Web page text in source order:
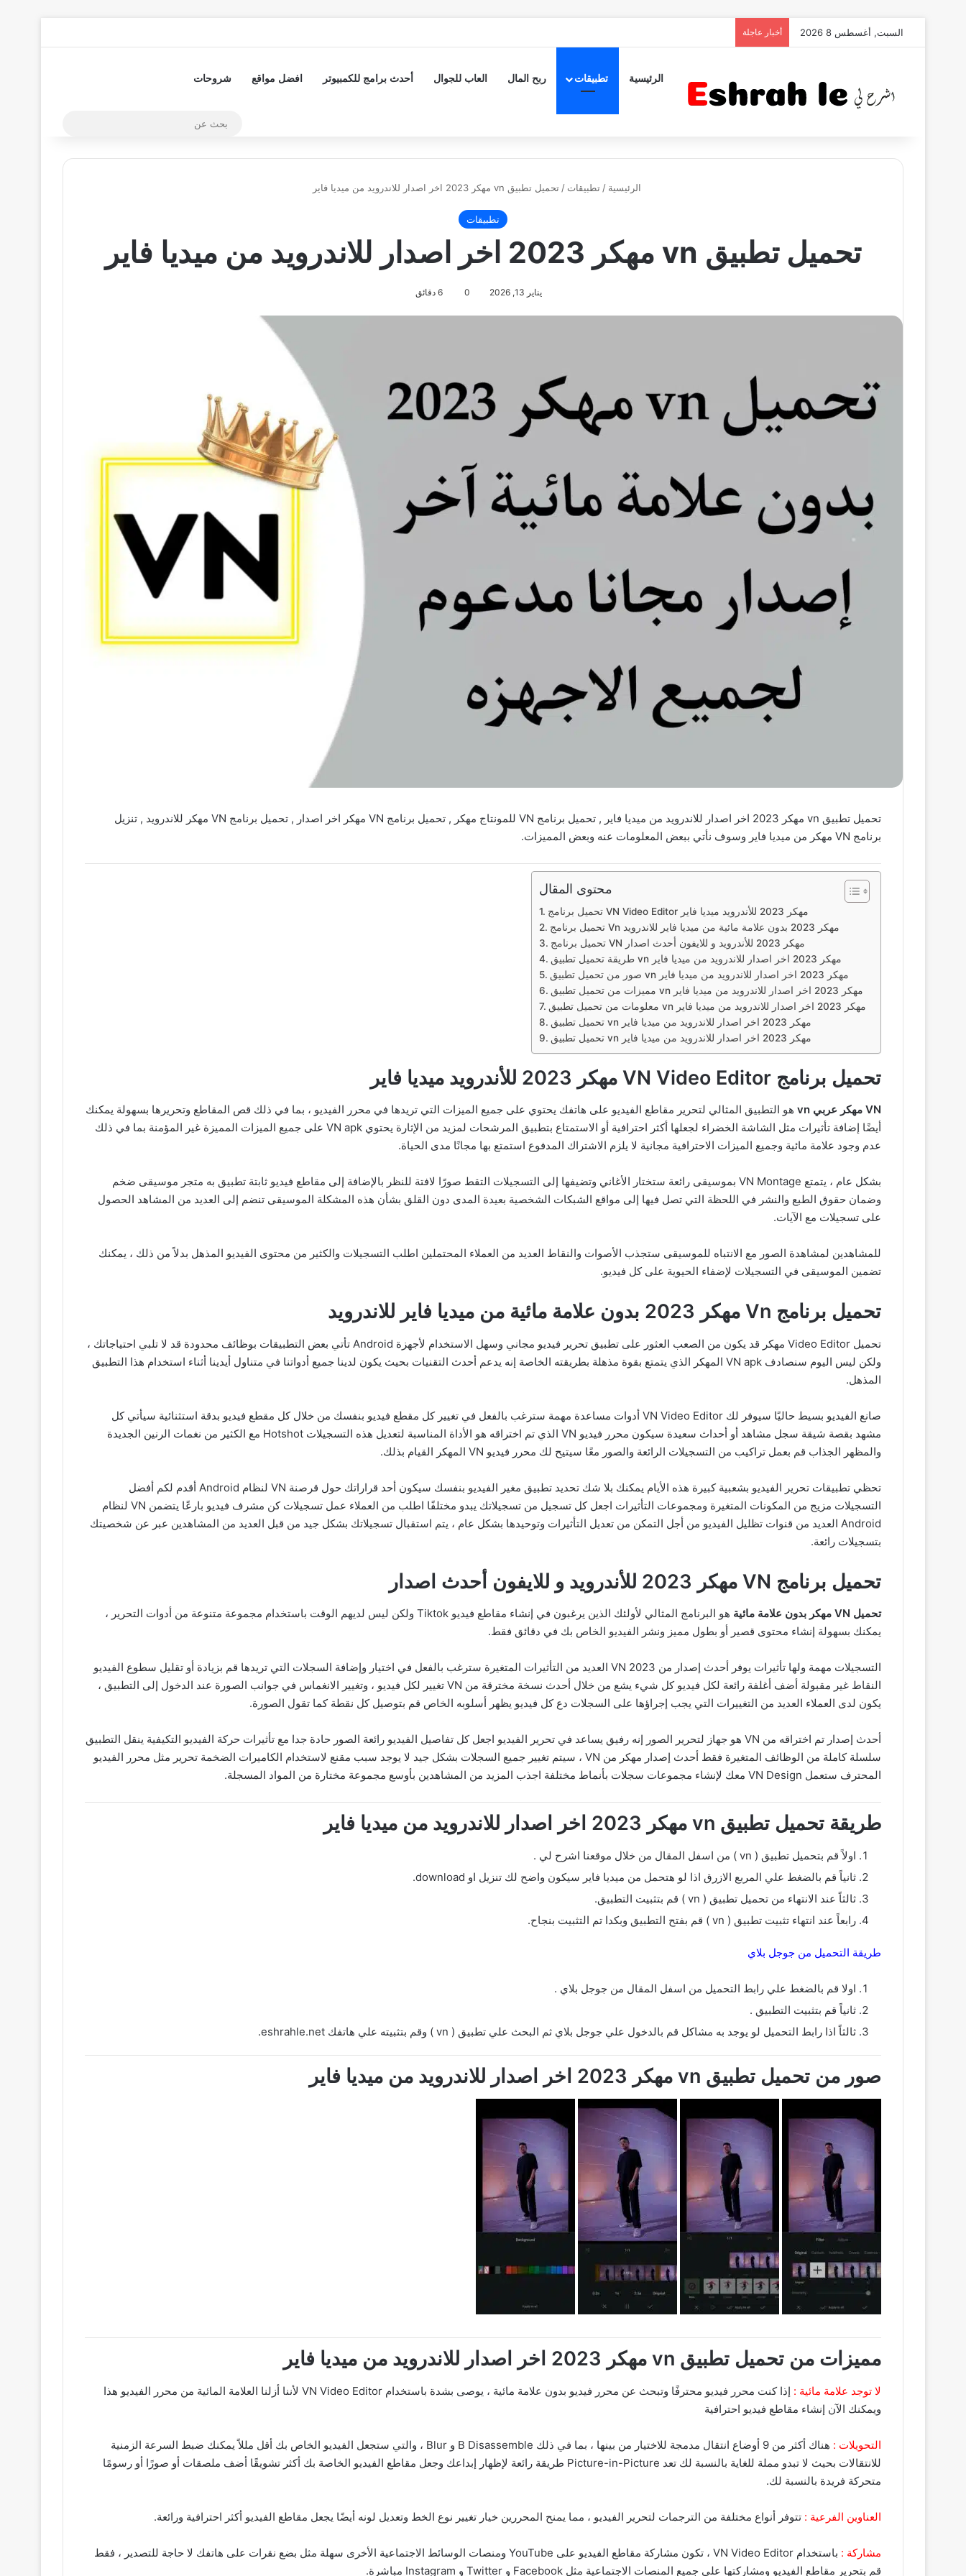
السبت, أغسطس 8 2026 أخبار عاجلة
الرئيسية تطبيقات ربح المال العاب للجوال أحدث برامج للكمبيوتر افضل مواقع شروحات
الرئيسية / تطبيقات / تحميل تطبيق vn مهكر 2023 اخر اصدار للاندرويد من ميديا فاير
تطبيقات
تحميل تطبيق vn مهكر 2023 اخر اصدار للاندرويد من ميديا فاير
يناير 13, 2026 0 6 دقائق
تحميل تطبيق vn مهكر 2023 اخر اصدار للاندرويد من ميديا فاير , تحميل برنامج VN للمونتاج مهكر , تحميل برنامج VN مهكر اخر اصدار , تحميل برنامج VN مهكر للاندرويد , تنزيل
برنامج VN مهكر من ميديا فاير وسوف نأتي ببعض المعلومات عنه وبعض المميزات.
محتوى المقال
تحميل برنامج VN Video Editor مهكر 2023 للأندرويد ميديا فاير
تحميل برنامج Vn مهكر 2023 بدون علامة مائية من ميديا فاير للاندرويد
تحميل برنامج VN مهكر 2023 للأندرويد و للايفون أحدث اصدار
طريقة تحميل تطبيق vn مهكر 2023 اخر اصدار للاندرويد من ميديا فاير
صور من تحميل تطبيق vn مهكر 2023 اخر اصدار للاندرويد من ميديا فاير
مميزات من تحميل تطبيق vn مهكر 2023 اخر اصدار للاندرويد من ميديا فاير
معلومات من تحميل تطبيق vn مهكر 2023 اخر اصدار للاندرويد من ميديا فاير
تحميل تطبيق vn مهكر 2023 اخر اصدار للاندرويد من ميديا فاير
تحميل تطبيق vn مهكر 2023 اخر اصدار للاندرويد من ميديا فاير
تحميل برنامج VN Video Editor مهكر 2023 للأندرويد ميديا فاير
VN مهكر عربي vn
هو التطبيق المثالي لتحرير مقاطع الفيديو على هاتفك يحتوي على جميع الميزات التي تريدها في محرر الفيديو ، بما في ذلك قص المقاطع وتحريرها بسهولة يمكنك
أيضًا إضافة تأثيرات مثل الشاشة الخضراء لجعلها أكثر احترافية أو الاستمتاع بتطبيق المرشحات لمزيد من الإثارة يحتوي VN apk على جميع الميزات المميزة غير المؤمنة بما في ذلك
عدم وجود علامة مائية وجميع الميزات الاحترافية مجانية لا يلزم الاشتراك المدفوع استمتع بها مجانًا مدى الحياة.
بشكل عام ، يتمتع VN Montage بموسيقى رائعة ستختار الأغاني وتضيفها إلى التسجيلات التقط صورًا لافتة للنظر بالإضافة إلى مقاطع فيديو ثابتة تطبيق به متجر موسيقى ضخم
وضمان حقوق الطبع والنشر في اللحظة التي تصل فيها إلى مواقع الشبكات الشخصية بعيدة المدى دون القلق بشأن هذه المشكلة الموسيقى تنضم إلى العديد من المشاهد الحصول
على تسجيلات مع الآيات.
للمشاهدين لمشاهدة الصور مع الانتباه للموسيقى ستجذب الأصوات والنقاط العديد من العملاء المحتملين اطلب التسجيلات والكثير من محتوى الفيديو المذهل بدلاً من ذلك ، يمكنك
تضمين الموسيقى في التسجيلات لإضفاء الحيوية على كل فيديو.
تحميل برنامج Vn مهكر 2023 بدون علامة مائية من ميديا فاير للاندرويد
تحميل Video Editor مهكر قد يكون من الصعب العثور على تطبيق تحرير فيديو مجاني وسهل الاستخدام لأجهزة Android تأتي بعض التطبيقات بوظائف محدودة قد لا تلبي احتياجاتك ،
ولكن ليس اليوم سنصادف VN apk المهكر الذي يتمتع بقوة مذهلة بطريقته الخاصة إنه يدعم أحدث التقنيات بحيث يكون لدينا جميع أدواتنا في متناول أيدينا أثناء استخدام هذا التطبيق
المذهل.
صانع الفيديو بسيط حاليًا سيوفر لك VN Video Editor أدوات مساعدة مهمة سترغب بالفعل في تغيير كل مقطع فيديو بنفسك من خلال كل مقطع فيديو بدقة استثنائية سيأتي كل
مشهد بقصة شيقة سجل مشاهد أو أحداث سعيدة سيكون محرر فيديو VN الذي تم اختراقه هو الأداة المناسبة لتعديل هذه التسجيلات Hotshot مع الكثير من نغمات الرنين الجديدة
والمظهر الجذاب قم بعمل تراكيب من التسجيلات الرائعة والصور معًا سيتيح لك محرر فيديو VN المهكر القيام بذلك.
تحظي تطبيقات تحرير الفيديو بشعبية كبيرة هذه الأيام يمكنك بلا شك تحديد تطبيق مغير الفيديو بنفسك سيكون أحد قراراتك حول قرصنة VN لنظام Android أقدم لكم أفضل
التسجيلات مزيج من المكونات المتغيرة ومجموعات التأثيرات اجعل كل تسجيل من تسجيلاتك يبدو مختلفًا اطلب من العملاء عمل تسجيلات كن مشرف فيديو بارعًا يتضمن VN لنظام
Android العديد من قنوات تظليل الفيديو من أجل التمكن من تعديل التأثيرات وتوحيدها بشكل عام ، يتم استقبال تسجيلاتك بشكل جيد من قبل العديد من المشاهدين عبر عن شخصيتك
بتسجيلات رائعة.
تحميل برنامج VN مهكر 2023 للأندرويد و للايفون أحدث اصدار
تحميل VN مهكر بدون علامة مائية
هو البرنامج المثالي لأولئك الذين يرغبون في إنشاء مقاطع فيديو Tiktok ولكن ليس لديهم الوقت باستخدام مجموعة متنوعة من أدوات التحرير ،
يمكنك بسهولة إنشاء محتوى قصير أو بطول مميز ونشر الفيديو الخاص بك في دقائق فقط.
التسجيلات مهمة ولها تأثيرات يوفر أحدث إصدار من VN 2023 العديد من التأثيرات المتغيرة سترغب بالفعل في اختيار وإضافة السجلات التي تريدها قم بزيادة أو تقليل سطوع الفيديو
النقاط غير مقبولة أضف أغلفة رائعة لكل فيديو كل شيء يشع من خلال أحدث نسخة مخترقة من VN تغيير لكل فيديو ، وتغيير الانغماس في جوانب الصورة عند الدخول إلى التطبيق ،
يكون لدى العملاء العديد من التغييرات التي يجب إجراؤها على السجلات دع كل فيديو يظهر أسلوبه الخاص قم بتوصيل كل نقطة كما تقول الصورة.
أحدث إصدار تم اختراقه من VN هو جهاز لتحرير الصور إنه رفيق يساعد في تحرير الفيديو اجعل كل تفاصيل الفيديو رائعة الصور حادة جدا مع تأثيرات حركة الفيديو التكيفية ينقل التطبيق
سلسلة كاملة من الوظائف المتغيرة فقط أحدث إصدار مهكر من VN ، سيتم تغيير جميع السجلات بشكل جيد لا يوجد سبب مقنع لاستخدام الكاميرات الضخمة تحرير مثل محرر الفيديو
المحترف ستعمل VN Design معك لإنشاء مجموعات سجلات بأنماط مختلفة اجذب المزيد من المشاهدين بأوسع مجموعة مختارة من المواد المسجلة.
طريقة تحميل تطبيق vn مهكر 2023 اخر اصدار للاندرويد من ميديا فاير
اولاً قم بتحميل تطبيق ( vn ) من اسفل المقال من خلال موقعنا اشرح لي .
ثانياً قم بالضغط علي المربع الازرق اذا لو هتحمل من ميديا فاير سيكون واضح لك تنزيل او download.
ثالثاً عند الانتهاء من تحميل تطبيق ( vn ) قم بتثبيت التطبيق.
رابعاً عند انتهاء تثبيت تطبيق ( vn ) قم بفتح التطبيق وبكدا تم التثبيت بنجاح.
طريقة التحميل من جوجل بلاي
اولا قم بالضغط علي رابط التحميل من اسفل المقال من جوجل بلاي .
ثانياً قم بتثبيت التطبيق .
ثالثاً اذا رابط التحميل لو يوجد به مشاكل قم بالدخول علي جوجل بلاي ثم البحث علي تطبيق ( vn ) وقم بتثبيته علي هاتفك eshrahle.net.
صور من تحميل تطبيق vn مهكر 2023 اخر اصدار للاندرويد من ميديا فاير
مميزات من تحميل تطبيق vn مهكر 2023 اخر اصدار للاندرويد من ميديا فاير
لا توجد علامة مائية :
إذا كنت محرر فيديو محترفًا وتبحث عن محرر فيديو بدون علامة مائية ، يوصى بشدة باستخدام VN Video Editor لأننا أزلنا العلامة المائية من محرر الفيديو هذا
ويمكنك الآن إنشاء مقاطع فيديو احترافية
التحويلات :
هناك أكثر من 9 أوضاع انتقال مدمجة للاختيار من بينها ، بما في ذلك B Disassemble و Blur ، والتي ستجعل الفيديو الخاص بك أقل مللاً يمكنك ضبط السرعة الزمنية
للانتقالات بحيث لا تبدو مملة للغاية بالنسبة لك تعد Picture-in-Picture طريقة رائعة لإظهار إبداعك وجعل مقاطع الفيديو الخاصة بك أكثر تشويقًا أضف ملصقات أو صورًا أو رسومًا
متحركة فريدة بالنسبة لك.
العناوين الفرعية : تتوفر أنواع مختلفة من الترجمات لتحرير الفيديو ، مما يمنح المحررين خيار تغيير نوع الخط وتعديل لونه أيضًا يجعل مقاطع الفيديو أكثر احترافية ورائعة.
مشاركة :
باستخدام VN Video Editor ، تكون مشاركة مقاطع الفيديو على YouTube ومنصات الوسائط الاجتماعية الأخرى سهلة مثل بضع نقرات على هاتفك لا حاجة للتصدير ، فقط
قم بتحرير مقاطع الفيديو ومشاركتها على جميع المنصات الاجتماعية مثل Facebook و Twitter و Instagram مباشرة.